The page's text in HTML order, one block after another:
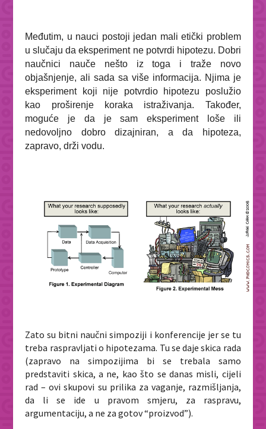
Međutim, u nauci postoji jedan mali etički problem
u slučaju da eksperiment ne potvrdi hipotezu. Dobri
naučnici nauče nešto iz toga i traže novo
objašnjenje, ali sada sa više informacija. Njima je
eksperiment koji nije potvrdio hipotezu poslužio
kao proširenje koraka istraživanja. Također,
moguće je da je sam eksperiment loše ili
nedovoljno dobro dizajniran, a da hipoteza,
zapravo, drži vodu.
Zato su bitni naučni simpoziji i konferencije jer se tu
treba raspravljati o hipotezama. Tu se daje skica rada
(zapravo na simpozijima bi se trebala samo
predstaviti skica, a ne, kao što se danas misli, cijeli
rad – ovi skupovi su prilika za vaganje, razmišljanja,
da li se ide u pravom smjeru, za raspravu,
argumentaciju, a ne za gotov “proizvod”).